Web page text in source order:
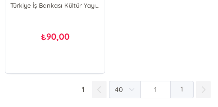
Catherine Atkinson
Türkiye İş Bankası Kültür Yayınları
₺90,00
1 1